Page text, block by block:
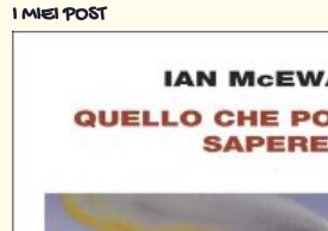
I MIEI POST